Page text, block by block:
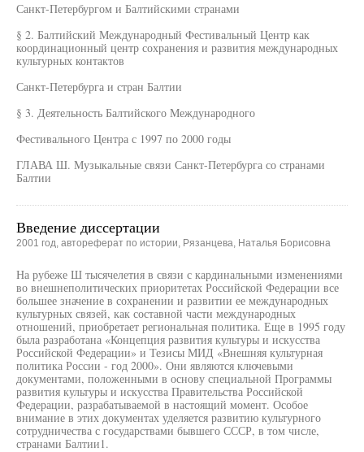
Санкт-Петербургом и Балтийскими странами
§ 2. Балтийский Международный Фестивальный Центр как
координационный центр сохранения и развития международных
культурных контактов
Санкт-Петербурга и стран Балтии
§ 3. Деятельность Балтийского Международного
Фестивального Центра с 1997 по 2000 годы
ГЛАВА Ш. Музыкальные связи Санкт-Петербурга со странами
Балтии
Введение диссертации
2001 год, автореферат по истории, Рязанцева, Наталья Борисовна
На рубеже Ш тысячелетия в связи с кардинальными изменениями
во внешнеполитических приоритетах Российской Федерации все
большее значение в сохранении и развитии ее международных
культурных связей, как составной части международных
отношений, приобретает региональная политика. Еще в 1995 году
была разработана «Концепция развития культуры и искусства
Российской Федерации» и Тезисы МИД «Внешняя культурная
политика России - год 2000». Они являются ключевыми
документами, положенными в основу специальной Программы
развития культуры и искусства Правительства Российской
Федерации, разрабатываемой в настоящий момент. Особое
внимание в этих документах уделяется развитию культурного
сотрудничества с государствами бывшего СССР, в том числе,
странами Балтии1.